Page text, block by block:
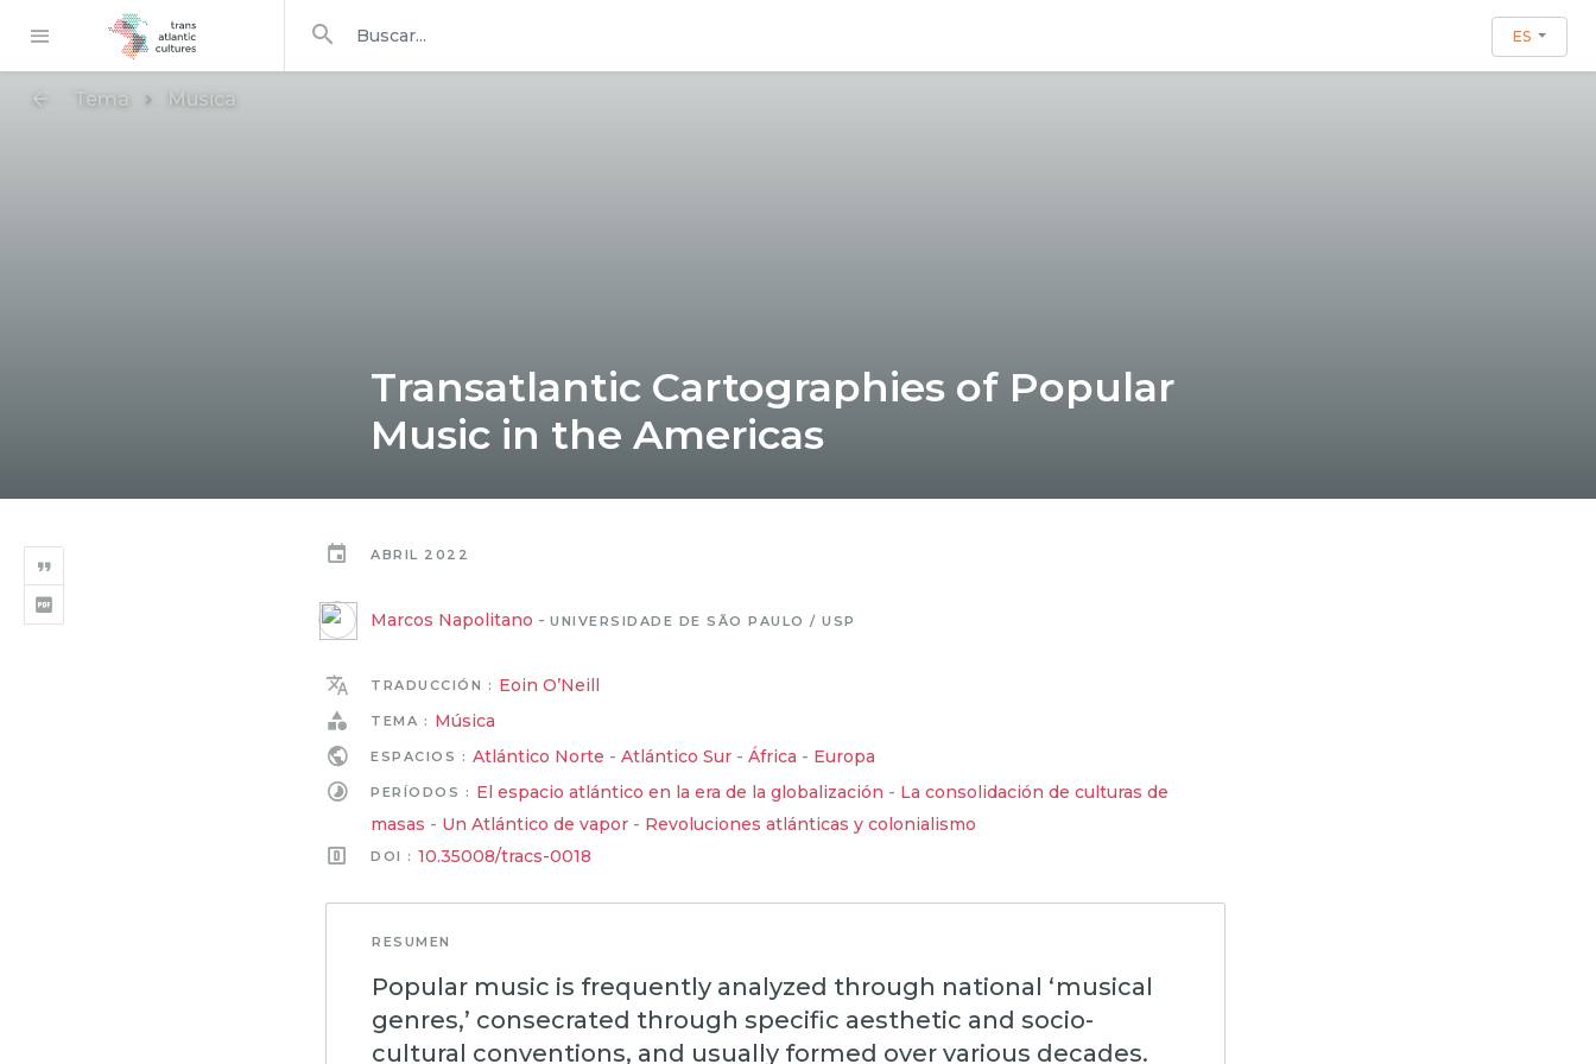
ES
Tema Música
Transatlantic Cartographies of Popular
Music in the Americas
ABRIL 2022
Marcos Napolitano - UNIVERSIDADE DE SÃO PAULO / USP
TRADUCCIÓN : Eoin O’Neill
TEMA : Música
ESPACIOS : Atlántico Norte - Atlántico Sur- África - Europa
PERÍODOS : El espacio atlántico en la era de la globalización - La consolidación de culturas de
masas - Un Atlántico de vapor - Revoluciones atlánticas y colonialismo
DOI : 10.35008/tracs-0018
RESUMEN
Popular music is frequently analyzed through national ‘musical
genres,’ consecrated through specific aesthetic and socio-
cultural conventions, and usually formed over various decades.